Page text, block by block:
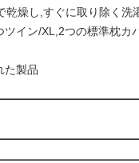
燥し,すぐに取り除く洗
イン/XL,2つの標準枕
た製品